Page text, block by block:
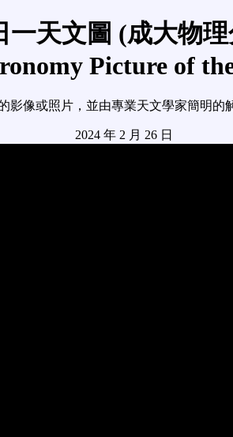
一天文圖 (成大物
Picture of
影像或照片，並由專業天文學家簡明的
2024 年 2 月 26 日